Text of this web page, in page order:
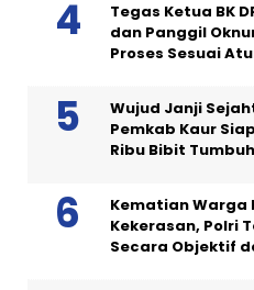
Tegas Ketua BK
dan Panggil
Proses Sesuai
Wujud Janji
Pemkab Kaur
Ribu Bibit Tumbuh
Kematian Warga
Kekerasan, Polri
Secara Objektif